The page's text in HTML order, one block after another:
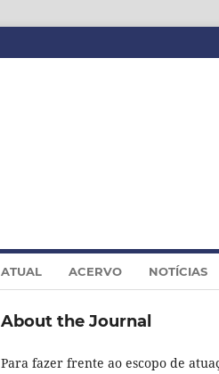
ATUAL ACERVO NOTÍCIAS
About the Journal
Para fazer frente ao escopo de